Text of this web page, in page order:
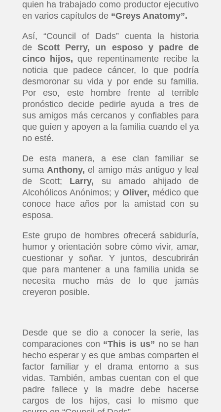
quien ha trabajado como productor ejecutivo
en varios capítulos de “Greys Anatomy”.
Así, “Council of Dads” cuenta la historia
de Scott Perry, un esposo y padre de
cinco hijos, que repentinamente recibe la
noticia que padece cáncer, lo que podría
desmoronar su vida y por ende su familia.
Por eso, este hombre frente al terrible
pronóstico decide pedirle ayuda a tres de
sus amigos más cercanos y confiables para
que guíen y apoyen a la familia cuando el ya
no esté.
De esta manera, a ese clan familiar se
sumaAnthony, el amigo más antiguo y leal
de Scott; Larry, su amado ahijado de
Alcohólicos Anónimos; y Oliver, médico que
conoce hace años por la amistad con su
esposa.
Este grupo de hombres ofrecerá sabiduría,
humor y orientación sobre cómo vivir, amar,
cuestionar y soñar. Y juntos, descubrirán
que para mantener a una familia unida se
necesita mucho más de lo que jamás
creyeron posible.
Desde que se dio a conocer la serie, las
comparaciones con “This is us” no se han
hecho esperar y es que ambas comparten el
factor familiar y el drama entorno a sus
vidas. También, ambas cuentan con el que
padre fallece y la madre debe hacerse
cargos de los hijos, casi lo mismo que